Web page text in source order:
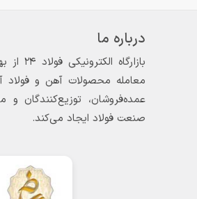
درباره ما
معامله محصولات آهن و فولاد
عمده‌فروشان، توزیع‌کنندگان
صنعت فولاد ایجاد می‌کند.